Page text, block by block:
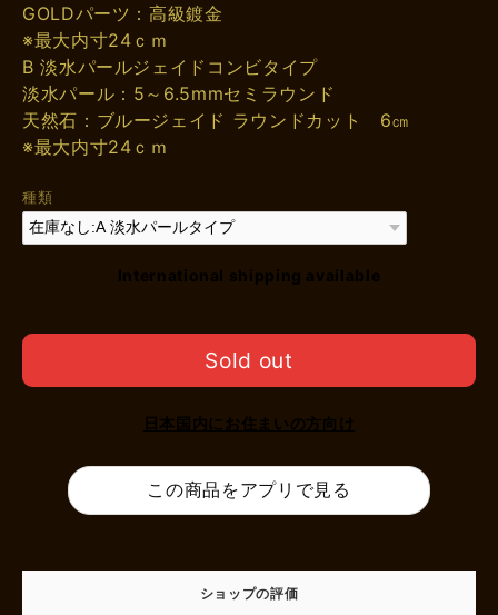
GOLDパーツ：高級鍍金
※最大内寸24ｃｍ
B 淡水パールジェイドコンビタイプ
淡水パール：5～6.5mmセミラウンド
天然石：ブルージェイド ラウンドカット 6㎝
※最大内寸24ｃｍ
種類
International shipping available
Sold out
日本国内にお住まいの方向け
この商品をアプリで見る
ショップの評価